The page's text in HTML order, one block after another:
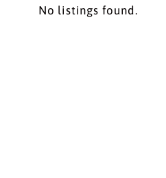
No listings found.